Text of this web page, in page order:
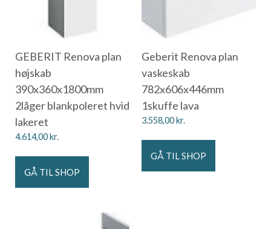
GEBERIT Renova plan
højskab
390x360x1800mm
2låger blankpoleret hvid
lakeret
4.614,00kr.
GÅ TIL SHOP
Geberit Renova plan
vaskeskab
782x606x446mm
1skuffe lava
3.558,00kr.
GÅ TIL SHOP